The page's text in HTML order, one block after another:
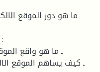
ما هو دور الموقع
ـ ما هو واقع
ـ كيف يساهم الموقع